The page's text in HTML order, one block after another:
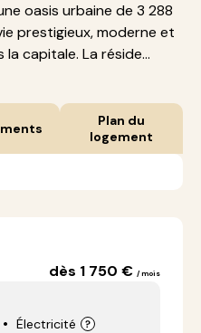
oasis urbaine de 3 288
prestigieux, moderne et
capitale. La réside...
Plan du
logement
dès 1 750 € / mois
Électricité